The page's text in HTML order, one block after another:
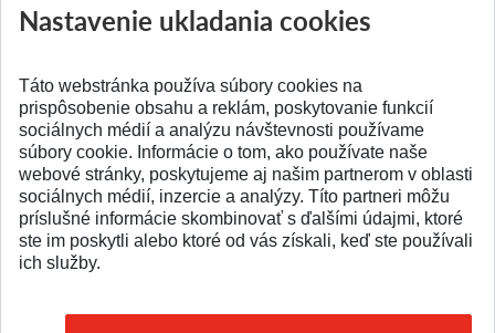
Pridané 28.07.2026 Pridané 23.06.2026
SPÄŤ NA VRCH
Nastavenie ukladania cookies
Táto webstránka používa súbory cookies na
prispôsobenie obsahu a reklám, poskytovanie funkcií
sociálnych médií a analýzu návštevnosti používame
súbory cookie. Informácie o tom, ako používate naše
webové stránky, poskytujeme aj našim partnerom v oblasti
sociálnych médií, inzercie a analýzy. Títo partneri môžu
príslušné informácie skombinovať s ďalšími údajmi, ktoré
ste im poskytli alebo ktoré od vás získali, keď ste používali
ich služby.